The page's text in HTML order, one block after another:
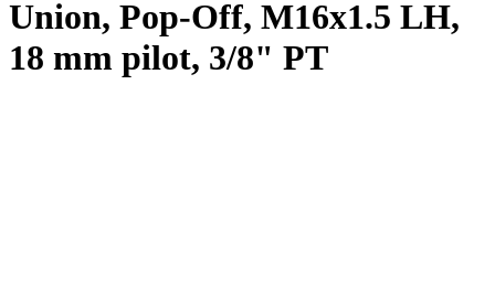
Union, Pop-Off, M16x1.5 LH,
18 mm pilot, 3/8" PT